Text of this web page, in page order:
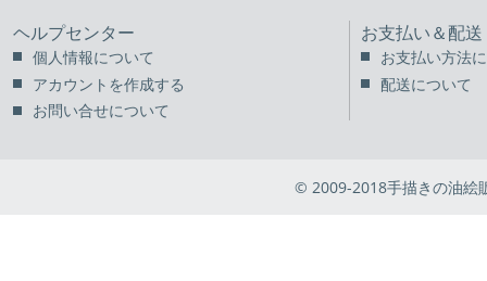
ヘルプセンター
個人情報について
アカウントを作成する
お問い合せについて
お支払い＆配送
お支払い方法
配送について
© 2009-2018手描きの油絵